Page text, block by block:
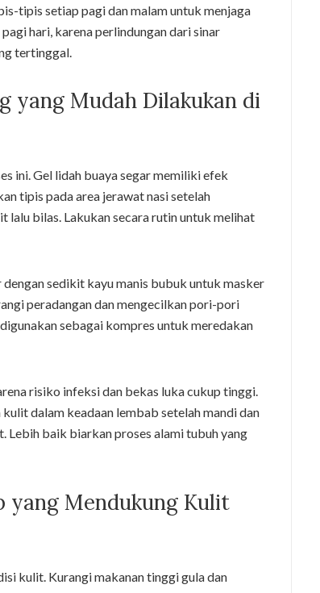
tipis setiap pagi dan malam untuk menjaga
hari, karena perlindungan dari sinar
tertinggal.
yang Mudah Dilakukan di
ini. Gel lidah buaya segar memiliki efek
tipis pada area jerawat nasi setelah
lalu bilas. Lakukan secara rutin untuk melihat
sedikit kayu manis bubuk untuk masker
peradangan dan mengecilkan pori-pori
sebagai kompres untuk meredakan
risiko infeksi dan bekas luka cukup tinggi.
dalam keadaan lembab setelah mandi dan
Lebih baik biarkan proses alami tubuh yang
yang Mendukung Kulit
kulit. Kurangi makanan tinggi gula dan